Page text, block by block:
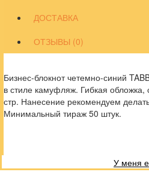
ДОСТАВКА
ОТЗЫВЫ (0)
Бизнес-блокнот четемно-синий
в стиле камуфляж. Гибкая обложка,
стр. Нанесение рекомендуем
Минимальный тираж 50 штук.
У меня